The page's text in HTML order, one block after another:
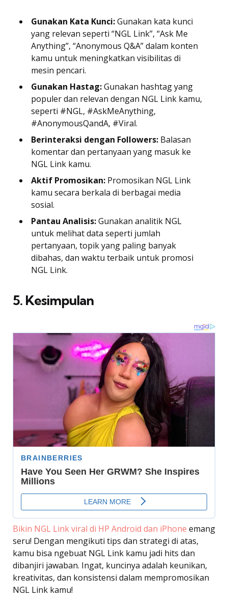
Gunakan Kata Kunci:Gunakan kata kunci
yang relevan seperti “NGL Link”, “Ask Me
Anything”, “Anonymous Q&A” dalam konten
kamu untuk meningkatkan visibilitas di
mesin pencari.
Gunakan Hastag:Gunakan hashtag yang
populer dan relevan dengan NGL Link kamu,
seperti #NGL, #AskMeAnything,
#AnonymousQandA, #Viral.
Berinteraksi dengan Followers: Balasan
komentar dan pertanyaan yang masuk ke
NGL Link kamu.
Aktif Promosikan: Promosikan NGL Link
kamu secara berkala di berbagai media
sosial.
Pantau Analisis:Gunakan analitik NGL
untuk melihat data seperti jumlah
pertanyaan, topik yang paling banyak
dibahas, dan waktu terbaik untuk promosi
NGL Link.
5. Kesimpulan
Bikin NGL Link viral di HP Android dan iPhone emang
seru! Dengan mengikuti tips dan strategi di atas,
kamu bisa ngebuat NGL Link kamu jadi hits dan
dibanjiri jawaban. Ingat, kuncinya adalah keunikan,
kreativitas, dan konsistensi dalam mempromosikan
NGL Link kamu!